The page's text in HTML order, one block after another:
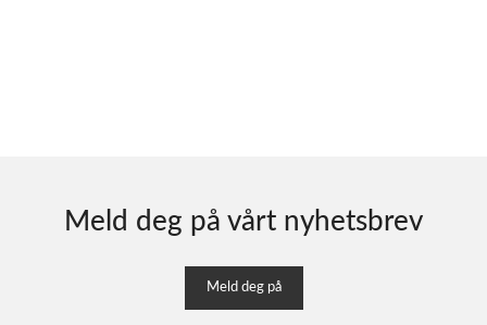
Meld deg på vårt nyhetsbrev
Meld deg på